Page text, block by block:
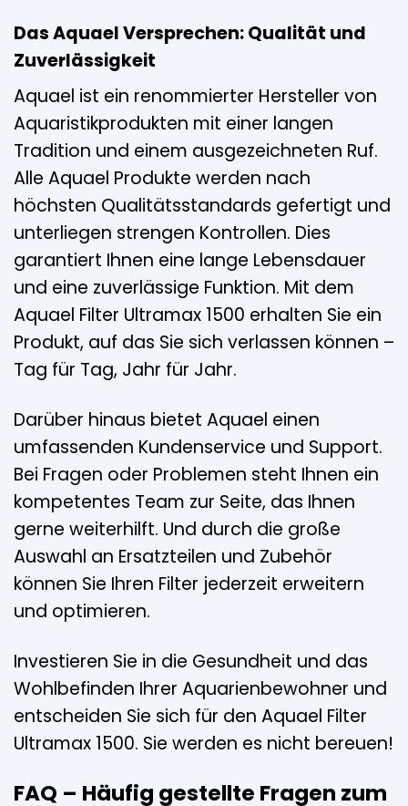
Das Aquael Versprechen: Qualität und
Zuverlässigkeit
Aquael ist ein renommierter Hersteller von
Aquaristikprodukten mit einer langen
Tradition und einem ausgezeichneten Ruf.
Alle Aquael Produkte werden nach
höchsten Qualitätsstandards gefertigt und
unterliegen strengen Kontrollen. Dies
garantiert Ihnen eine lange Lebensdauer
und eine zuverlässige Funktion. Mit dem
Aquael Filter Ultramax 1500 erhalten Sie ein
Produkt, auf das Sie sich verlassen können –
Tag für Tag, Jahr für Jahr.
Darüber hinaus bietet Aquael einen
umfassenden Kundenservice und Support.
Bei Fragen oder Problemen steht Ihnen ein
kompetentes Team zur Seite, das Ihnen
gerne weiterhilft. Und durch die große
Auswahl an Ersatzteilen und Zubehör
können Sie Ihren Filter jederzeit erweitern
und optimieren.
Investieren Sie in die Gesundheit und das
Wohlbefinden Ihrer Aquarienbewohner und
entscheiden Sie sich für den Aquael Filter
Ultramax 1500. Sie werden es nicht bereuen!
FAQ – Häufig gestellte Fragen zum